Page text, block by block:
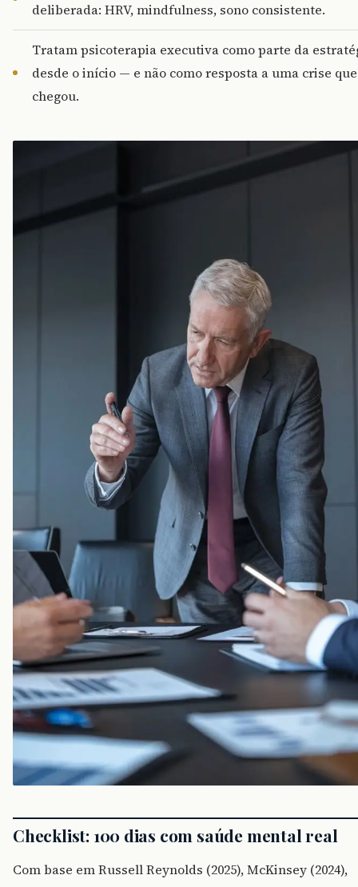
deliberada: HRV, mindfulness, sono consistente.
Tratam psicoterapia executiva como parte da
desde o início — e não como resposta a uma crise
chegou.
Checklist: 100 dias com saúde mental real
Com base em Russell Reynolds (2025), McKinsey (2024),